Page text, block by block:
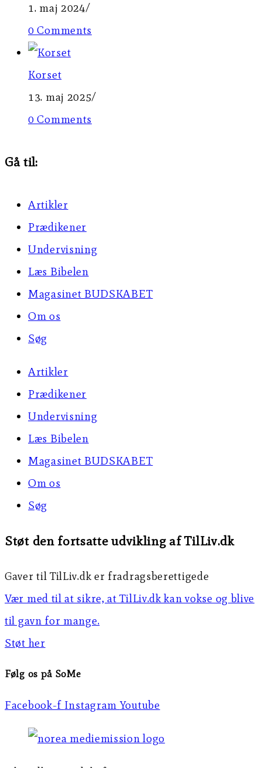
1. maj 2024/
0 Comments
Korset
13. maj 2025/
0 Comments
Gå til:
Artikler
Prædikener
Undervisning
Læs Bibelen
Magasinet BUDSKABET
Om os
Søg
Artikler
Prædikener
Undervisning
Læs Bibelen
Magasinet BUDSKABET
Om os
Søg
Støt den fortsatte udvikling af TilLiv.dk
Gaver til TilLiv.dk er fradragsberettigede
Vær med til at sikre, at TilLiv.dk kan vokse og blive
til gavn for mange.
Støt her
Følg os på SoMe
Facebook-f Instagram Youtube